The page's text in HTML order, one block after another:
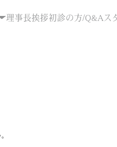
理事長挨拶初診の方/Q&A ス